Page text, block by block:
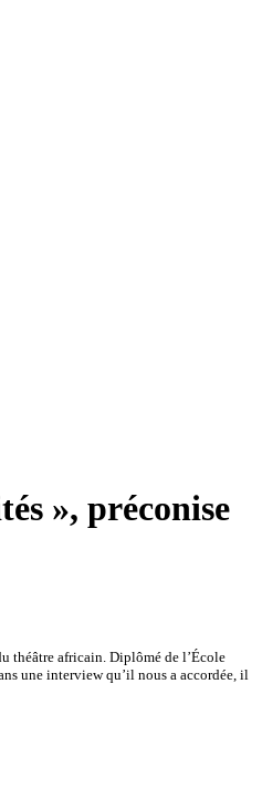
», préconise
théâtre africain. Diplômé de l’École
une interview qu’il nous a accordée, il